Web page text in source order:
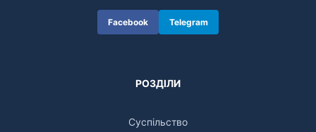
Facebook Telegram
РОЗДІЛИ
Суспільство